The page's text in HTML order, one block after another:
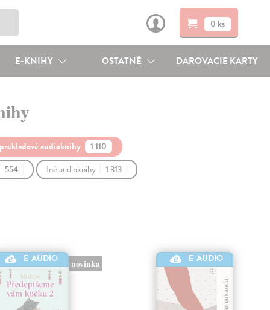
0 ks
E-KNIHY OSTATNÉ DAROVACIE KARTY
audioknihy 1 110
554 Iné audioknihy 1 313
E-AUDIO novinka E-AUDIO